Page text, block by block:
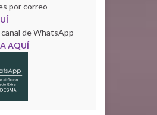
por correo
de WhatsApp
AQUÍ